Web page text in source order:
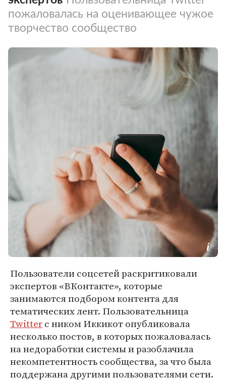
пожаловалась на оценивающее чужое
творчество сообщество
Пользователи соцсетей раскритиковали
экспертов «ВКонтакте», которые
занимаются подбором контента для
тематических лент. Пользовательница
Twitterс ником Иккикот опубликовала
несколько постов, в которых пожаловалась
на недоработки системы и разоблачила
некомпетентность сообщества, за что была
поддержана другими пользователями сети.